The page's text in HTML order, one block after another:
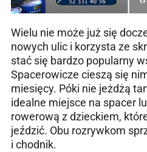
Wielu nie może już się
nowych ulic i korzysta ze
stać się bardzo popularny
Spacerowicze cieszą się
miesięcy. Póki nie jeżdżą
idealne miejsce na spacer
rowerową z dzieckiem,
jeździć. Obu rozrywkom
i chodnik.